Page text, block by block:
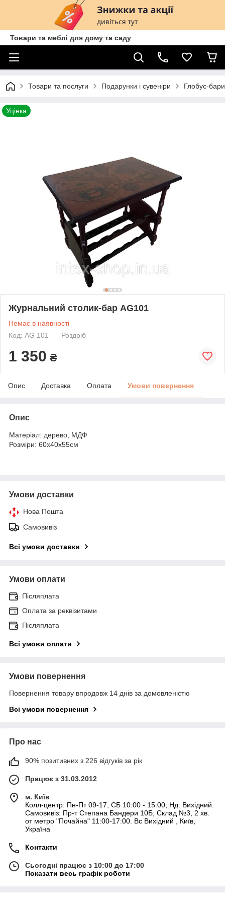
Товари та меблі для дому та саду
Товари та послуги Подарунки і сувеніри Глобус-бари
Уцінка
Журнальний столик-бар AG101
Немає в наявності
Код: AG 101
Роздріб
1 350 ₴
Опис Доставка Оплата Умови повернення
Опис
Матеріал: дерево, МДФ
Розміри: 60х40х55см
Умови доставки
Нова Пошта
Самовивіз
Всі умови доставки
Умови оплати
Післяплата
Оплата за реквізитами
Післяплата
Всі умови оплати
Умови повернення
Повернення товару впродовж 14 днів за домовленістю
Всі умови повернення
Про нас
90% позитивних з 226 відгуків за рік
Працює з 31.03.2012
м. Київ
Колл-центр: Пн-Пт 09-17; СБ 10:00 - 15:00; Нд: Вихідний.
Самовивіз: Пр-т Степана Бандери 10Б, Склад №3, 2 хв.
от метро "Почайна" 11:00-17:00. Вс Вихідний , Київ,
Україна
Контакти
Сьогодні працює з 10:00 до 17:00
Показати весь графік роботи